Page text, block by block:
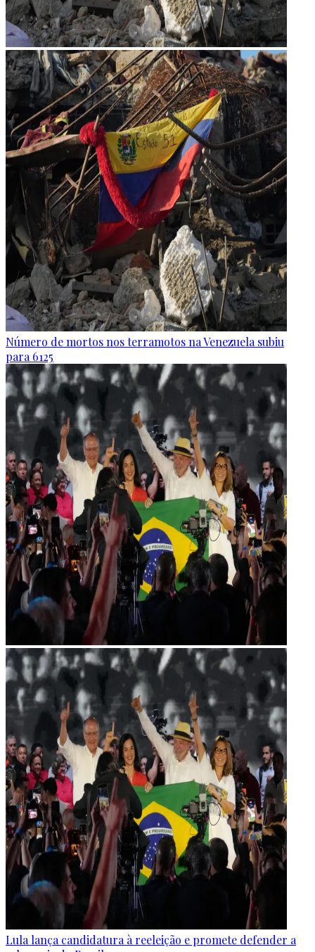
Número de mortos nos terramotos na Venezuela subiu
para 6125
Lula lança candidatura à reeleição e promete defender a